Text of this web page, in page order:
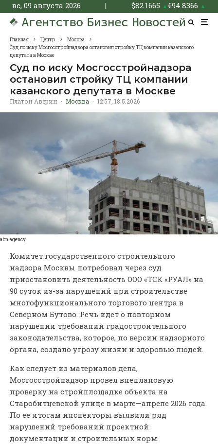
вс, 09 августа 2026 | $82.1665 ▲€94.8366 ▲
Главная Центр
Москва
Суд по иску Мосгосстройнадзора остановил стройку ТЦ компании казанского
депутата в Москве
Суд по иску Мосгосстройнадзора
остановил стройку ТЦ компании
казанского депутата в Москве
Платон Аверин · Москва · 12:57, 18.5.2026
abn.agency
Комитет государственного строительного
надзора Москвы потребовал через суд
приостановить деятельность ООО «ТСК «РУАЛ» на
90 суток из-за нарушений при строительстве
многофункционального торгового центра в
Северном Бутово. Речь идет о повторном
нарушении требований градостроительного
законодательства, которое, по версии надзорного
органа, создало угрозу жизни и здоровью людей.
Как следует из материалов дела,
Мосгосстройнадзор провел внеплановую
проверку на стройплощадке объекта на
Старобитцевской улице в марте—апреле 2026 года.
По ее итогам инспекторы выявили ряд
нарушений требований проектной
документации и строительных норм.